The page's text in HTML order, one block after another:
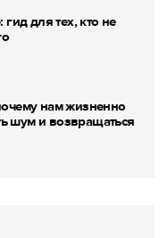
для тех, кто не
нам жизненно
шум и возвращаться